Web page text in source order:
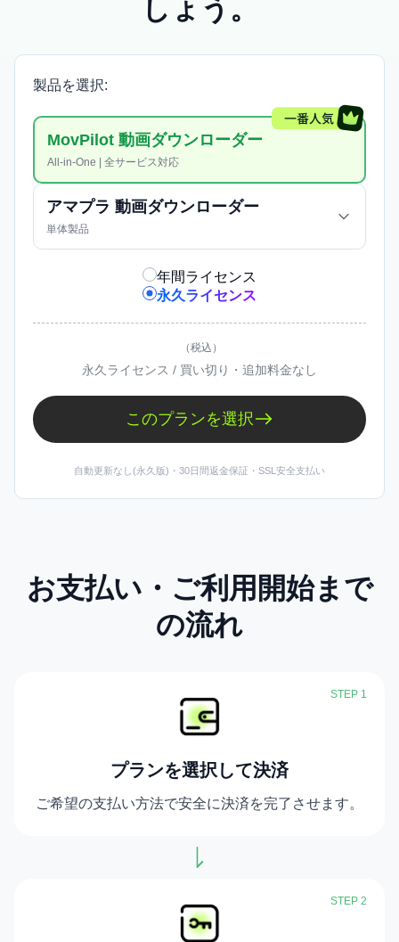
しょう。
製品を選択:
MovPilot 動画ダウンローダー
All-in-One | 全サービス対応
アマプラ 動画ダウンローダー
単体製品
年間ライセンス
永久ライセンス
（税込）
永久ライセンス / 買い切り・追加料金なし
このプランを選択
自動更新なし(永久版)・30日間返金保証・SSL安全支払い
お支払い・ご利用開始まで
の流れ
STEP 1
プランを選択して決済
ご希望の支払い方法で安全に決済を完了させます。
STEP 2